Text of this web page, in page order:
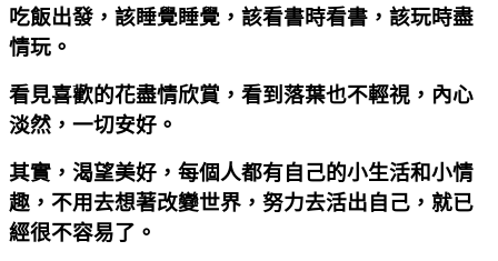
吃飯出發，該睡覺睡覺，該看書時看書，該玩時盡
情玩。
看見喜歡的花盡情欣賞，看到落葉也不輕視，內心
淡然，一切安好。
其實，渴望美好，每個人都有自己的小生活和小情
趣，不用去想著改變世界，努力去活出自己，就已
經很不容易了。